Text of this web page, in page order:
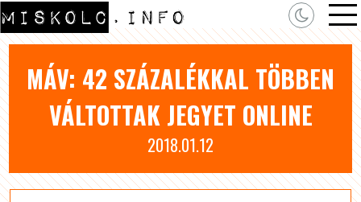
MÁV: 42 SZÁZALÉKKAL TÖBBEN
VÁLTOTTAK JEGYET ONLINE
2018.01.12